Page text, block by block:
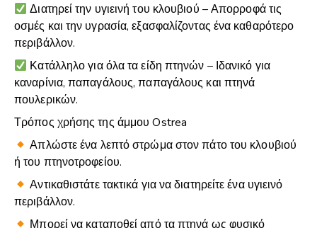
Διατηρεί την υγιεινή του κλουβιού – Απορροφά τις
οσμές και την υγρασία, εξασφαλίζοντας ένα καθαρότερο
περιβάλλον.
Κατάλληλο για όλα τα είδη πτηνών – Ιδανικό για
καναρίνια, παπαγάλους, παπαγάλους και πτηνά
πουλερικών.
Τρόπος χρήσης της άμμου Ostrea
Απλώστε ένα λεπτό στρώμα στον πάτο του κλουβιού
ή του πτηνοτροφείου.
Αντικαθιστάτε τακτικά για να διατηρείτε ένα υγιεινό
περιβάλλον.
Μπορεί να καταποθεί από τα πτηνά ως φυσικό